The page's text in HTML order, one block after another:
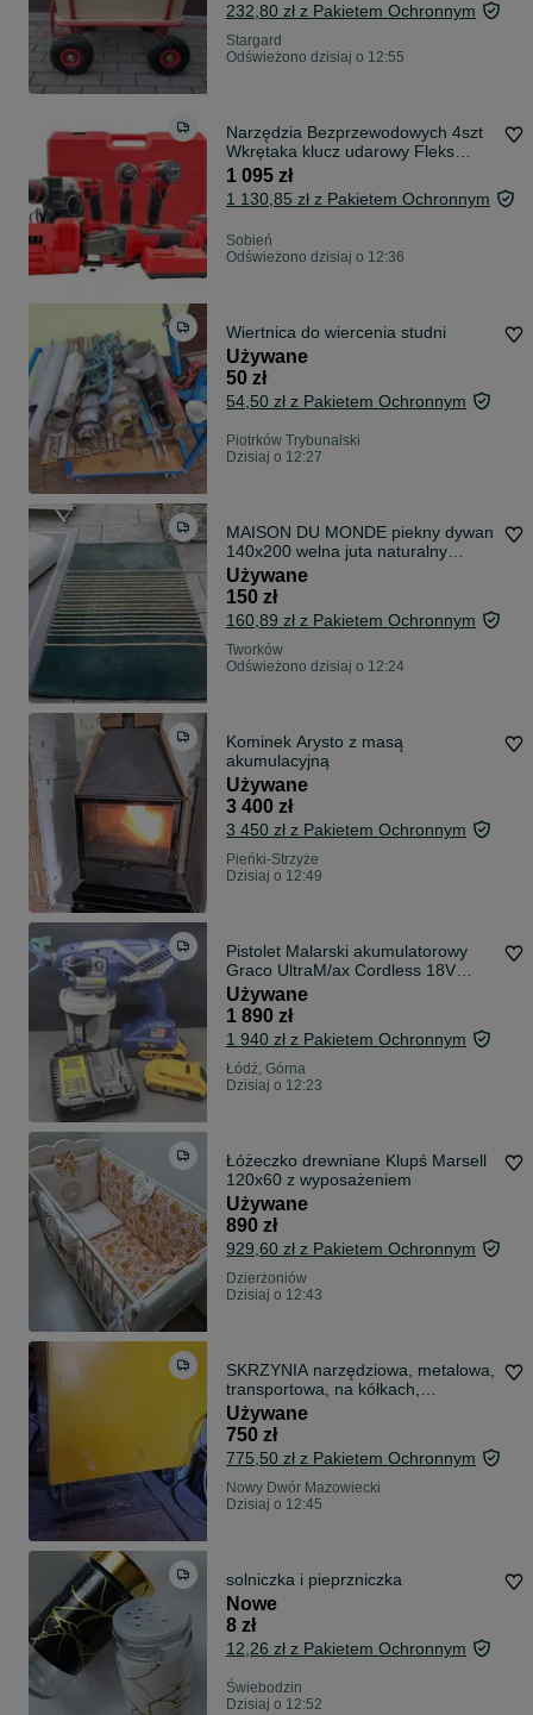
232,80 zł z Pakietem Ochronnym
Stargard
Odświeżono dzisiaj o 12:55
Narzędzia Bezprzewodowych 4szt
Wkrętaka klucz udarowy Fleks
Wiertarko-Wkrętarka Udarowa 4x
6Ah LG do MILWAUKEE
1 095 zł
1 130,85 zł z Pakietem Ochronnym
Sobień
Odświeżono dzisiaj o 12:36
Wiertnica do wiercenia studni
Używane
50 zł
54,50 zł z Pakietem Ochronnym
Piotrków Trybunalski
Dzisiaj o 12:27
MAISON DU MONDE piekny dywan
140x200 welna juta naturalny
BOHO SHABBY CHIC
Używane
150 zł
160,89 zł z Pakietem Ochronnym
Tworków
Odświeżono dzisiaj o 12:24
Kominek Arysto z masą
akumulacyjną
Używane
3 400 zł
3 450 zł z Pakietem Ochronnym
Pieńki-Strzyże
Dzisiaj o 12:49
Pistolet Malarski akumulatorowy
Graco UltraM/ax Cordless 18V
17P258. 2*Aku Dewalt
Używane
1 890 zł
1 940 zł z Pakietem Ochronnym
Łódź, Górna
Dzisiaj o 12:23
Łóżeczko drewniane Klupś Marsell
120x60 z wyposażeniem
Używane
890 zł
929,60 zł z Pakietem Ochronnym
Dzierżoniów
Dzisiaj o 12:43
SKRZYNIA narzędziowa, metalowa,
transportowa, na kółkach,
zamykana, na halę i warsztat,
bardzo pojemna
Używane
750 zł
775,50 zł z Pakietem Ochronnym
Nowy Dwór Mazowiecki
Dzisiaj o 12:45
solniczka i pieprzniczka
Nowe
8 zł
12,26 zł z Pakietem Ochronnym
Świebodzin
Dzisiaj o 12:52